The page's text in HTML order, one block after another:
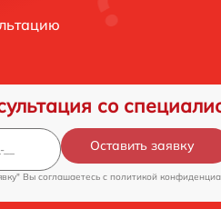
со
Оставить заявку
Вы соглашаетесь c политикой